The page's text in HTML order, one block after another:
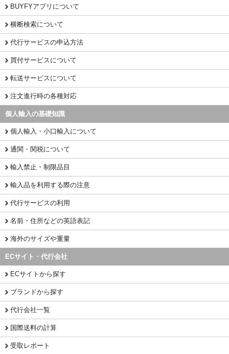
BUYFYアプリについて
横断検索について
代行サービスの申込方法
買付サービスについて
転送サービスについて
注文進行時の各種対応
個人輸入の基礎知識
個人輸入・小口輸入について
通関・関税について
輸入禁止・制限品目
輸入品を利用する際の注意
代行サービスの利用
名前・住所などの英語表記
海外のサイズや重量
ECサイト・代行会社
ECサイトから探す
ブランドから探す
代行会社一覧
国際送料の計算
受取レポート